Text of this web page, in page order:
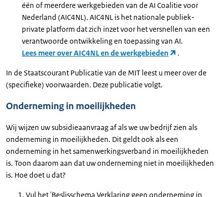
één of meerdere werkgebieden van de AI Coalitie voor
Nederland (AIC4NL). AIC4NL is het nationale publiek-
private platform dat zich inzet voor het versnellen van een
verantwoorde ontwikkeling en toepassing van AI.
Lees meer over AIC4NL en de werkgebieden
.
In de Staatscourant Publicatie van de MIT leest u meer over de
(specifieke) voorwaarden. Deze publicatie volgt.
Onderneming in moeilijkheden
Wij wijzen uw subsidieaanvraag af als we uw bedrijf zien als
onderneming in moeilijkheden. Dit geldt ook als een
onderneming in het samenwerkingsverband in moeilijkheden
is. Toon daarom aan dat uw onderneming niet in moeilijkheden
is. Hoe doet u dat?
Vul het 'Beslisschema Verklaring geen onderneming in